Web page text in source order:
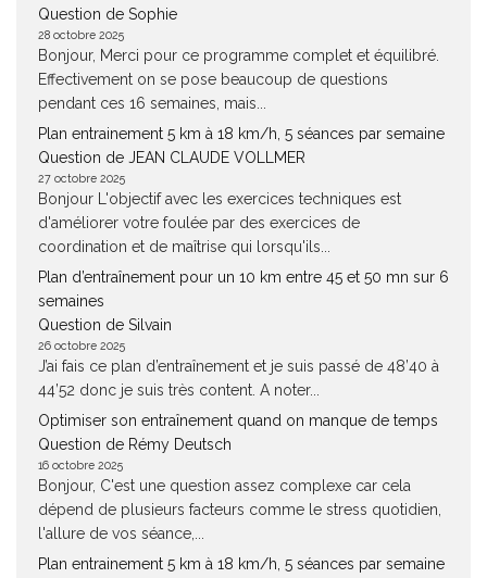
Question de Sophie
28 octobre 2025
Bonjour, Merci pour ce programme complet et équilibré.
Effectivement on se pose beaucoup de questions
pendant ces 16 semaines, mais...
Plan entrainement 5 km à 18 km/h, 5 séances par semaine
Question de JEAN CLAUDE VOLLMER
27 octobre 2025
Bonjour L'objectif avec les exercices techniques est
d'améliorer votre foulée par des exercices de
coordination et de maîtrise qui lorsqu'ils...
Plan d’entraînement pour un 10 km entre 45 et 50 mn sur 6
semaines
Question de Silvain
26 octobre 2025
J’ai fais ce plan d’entraînement et je suis passé de 48’40 à
44’52 donc je suis très content. A noter...
Optimiser son entraînement quand on manque de temps
Question de Rémy Deutsch
16 octobre 2025
Bonjour, C'est une question assez complexe car cela
dépend de plusieurs facteurs comme le stress quotidien,
l'allure de vos séance,...
Plan entrainement 5 km à 18 km/h, 5 séances par semaine